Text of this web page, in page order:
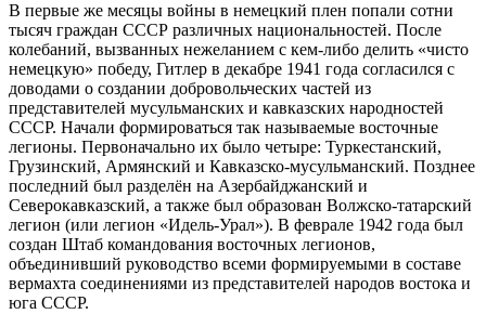
В первые же месяцы войны в немецкий плен попали сотни
тысяч граждан СССР различных национальностей. После
колебаний, вызванных нежеланием с кем-либо делить «чисто
немецкую» победу, Гитлер в декабре 1941 года согласился с
доводами о создании добровольческих частей из
представителей мусульманских и кавказских народностей
СССР. Начали формироваться так называемые восточные
легионы. Первоначально их было четыре: Туркестанский,
Грузинский, Армянский и Кавказско-мусульманский. Позднее
последний был разделён на Азербайджанский и
Северокавказский, а также был образован Волжско-татарский
легион (или легион «Идель-Урал»). В феврале 1942 года был
создан Штаб командования восточных легионов,
объединивший руководство всеми формируемыми в составе
вермахта соединениями из представителей народов востока и
юга СССР.